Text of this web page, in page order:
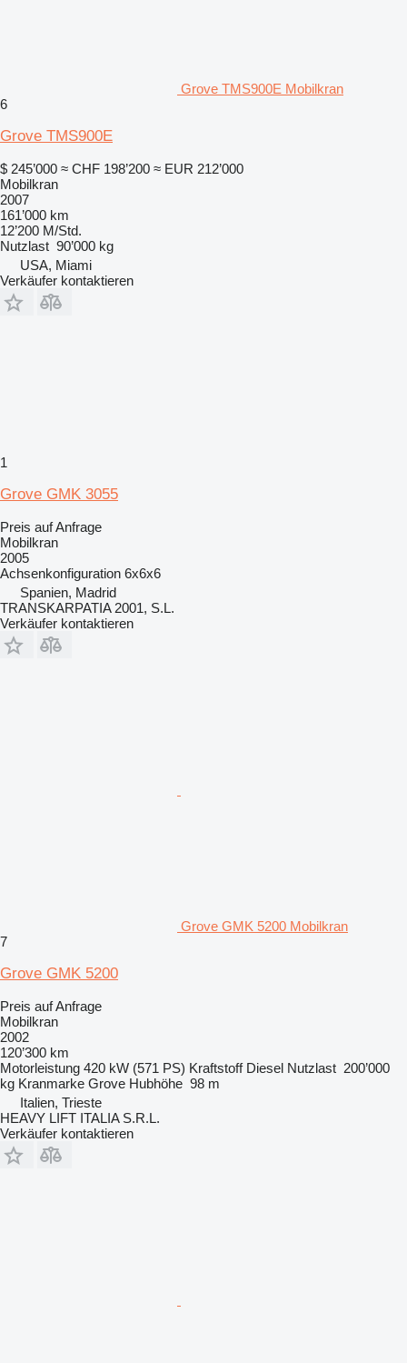
Grove TMS900E Mobilkran
6
Grove TMS900E
$ 245’000 ≈ CHF 198’200 ≈ EUR 212’000
Mobilkran
2007
161’000 km
12’200 M/Std.
Nutzlast 90’000 kg
USA, Miami
Verkäufer kontaktieren
1
Grove GMK 3055
Preis auf Anfrage
Mobilkran
2005
Achsenkonfiguration 6x6x6
Spanien, Madrid
TRANSKARPATIA 2001, S.L.
Verkäufer kontaktieren
Grove GMK 5200 Mobilkran
7
Grove GMK 5200
Preis auf Anfrage
Mobilkran
2002
120’300 km
Motorleistung 420 kW (571 PS) Kraftstoff Diesel Nutzlast 200’000
kg Kranmarke Grove Hubhöhe 98 m
Italien, Trieste
HEAVY LIFT ITALIA S.R.L.
Verkäufer kontaktieren